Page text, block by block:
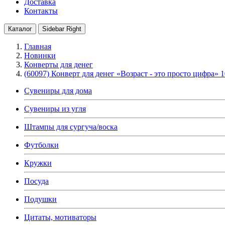
Контакты
Каталог Sidebar Right
Главная
Новинки
Конверты для денег
(60097) Конверт для денег «Возраст - это просто цифра»
Сувениры для дома
Сувениры из угля
Штампы для сургуча/воска
Футболки
Кружки
Посуда
Подушки
Цитаты, мотиваторы